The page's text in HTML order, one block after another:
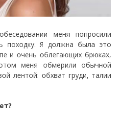
меня попросили
походку. Я должна была это
и очень облегающих брюках,
меня обмерили обычной
лентой: обхват груди, талии